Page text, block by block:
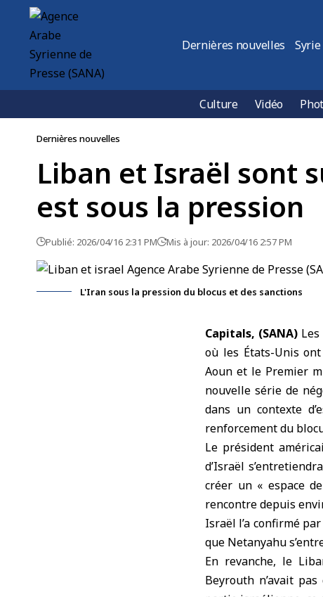
Dernières nouvelles Syrie
Culture Vidéo
Dernières nouvelles
Liban et Israël sont
est sous la pression
Publié: 2026/04/16 2:31 PM Mis à jour: 2026/04/16 2:57 PM
L'Iran sous la pression du blocus et des sanctions
Capitals, (SANA)Les
où les États-Unis
Aoun et le Premier
nouvelle série de
dans un contexte
renforcement du
Le président
d’Israël
créer un « espace
rencontre depuis
Israël l’a confirmé
que Netanyahu
En revanche, le
Beyrouth n’avait